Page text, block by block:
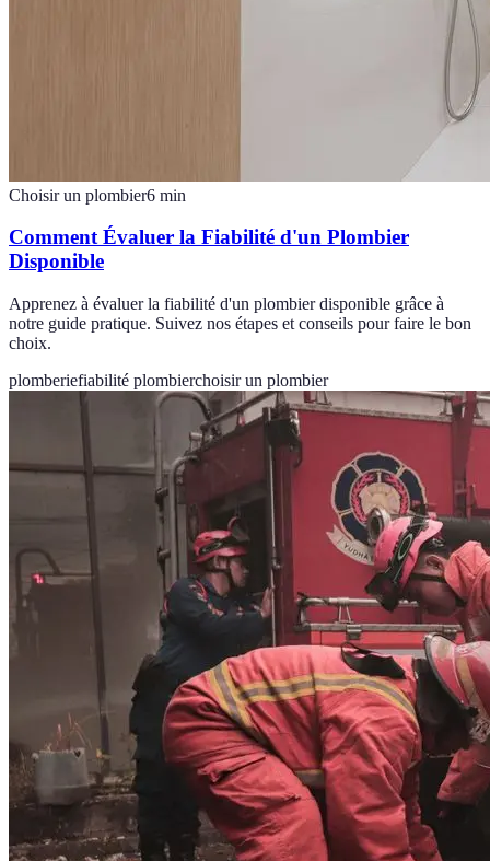
Choisir un plombier6 min
Comment Évaluer la Fiabilité d'un Plombier
Disponible
Apprenez à évaluer la fiabilité d'un plombier disponible grâce à
notre guide pratique. Suivez nos étapes et conseils pour faire le bon
choix.
plomberiefiabilité plombierchoisir un plombier